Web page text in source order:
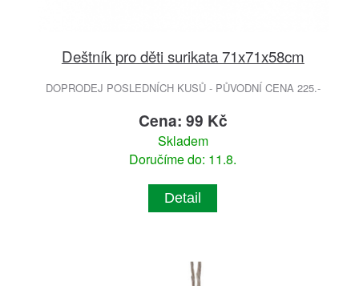
Deštník pro děti surikata 71x71x58cm
DOPRODEJ POSLEDNÍCH KUSŮ - PŮVODNÍ CENA 225.-
Cena: 99 Kč
Skladem
Doručíme do: 11.8.
Detail